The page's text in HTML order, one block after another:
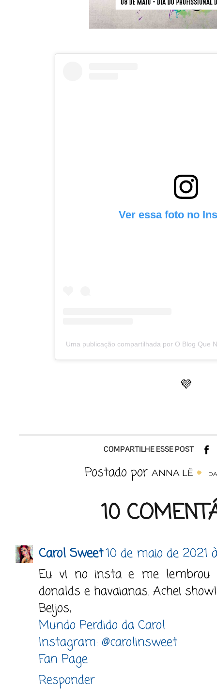
Ver essa foto no
Uma publicação compartilhada por O Blog Que
💜
Postado por ANNA LÊ
10
Carol Sweet10 de maio de 2021
Eu vi no insta e me lembrou
donalds e havaianas. Achei show!
Beijos,
Mundo Perdido da Carol
Instagram: @carolinsweet
Fan Page
Responder